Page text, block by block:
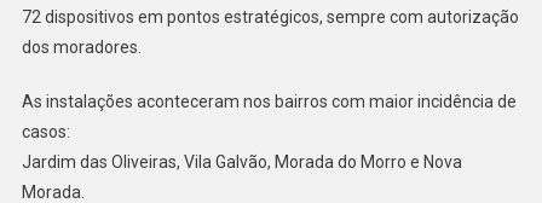
72 dispositivos em pontos estratégicos, sempre com autorização
dos moradores.
As instalações aconteceram nos bairros com maior incidência de
casos:
Jardim das Oliveiras, Vila Galvão, Morada do Morro e Nova
Morada.